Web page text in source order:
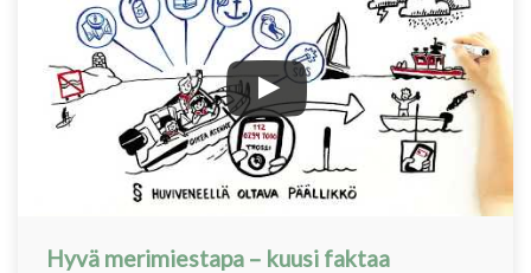
Hyvä merimiestapa – kuusi faktaa